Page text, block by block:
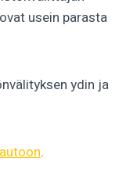
usein parasta
ydin ja
.